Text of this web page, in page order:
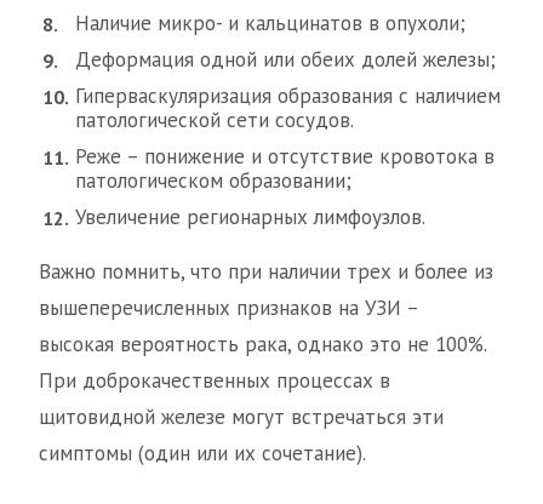
Наличие микро- и кальцинатов в опухоли;
Деформация одной или обеих долей железы;
Гиперваскуляризация образования с наличием
патологической сети сосудов.
Реже – понижение и отсутствие кровотока в
патологическом образовании;
Увеличение регионарных лимфоузлов.
Важно помнить, что при наличии трех и более из
вышеперечисленных признаков на УЗИ –
высокая вероятность рака, однако это не 100%.
При доброкачественных процессах в
щитовидной железе могут встречаться эти
симптомы (один или их сочетание).